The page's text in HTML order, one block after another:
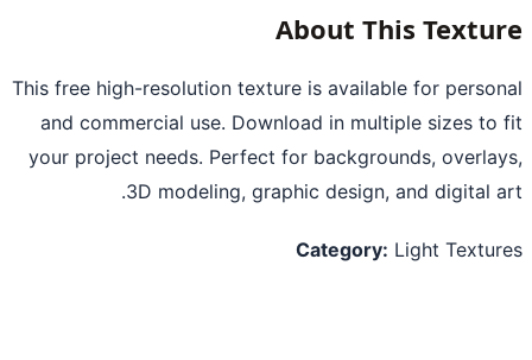
About This
This free high-resolution texture is available for
and commercial use. Download in multiple sizes
your project needs. Perfect for backgrounds,
3D modeling, graphic design, and digital
Category:Light